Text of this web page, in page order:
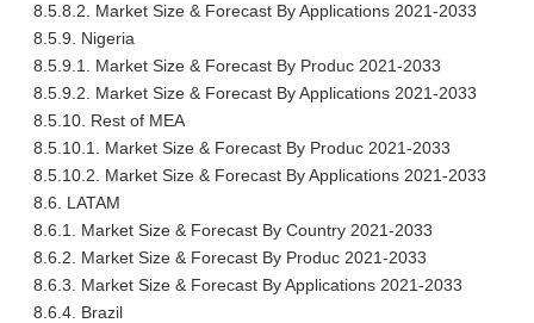
8.5.8.2. Market Size & Forecast By Applications 2021-2033
8.5.9. Nigeria
8.5.9.1. Market Size & Forecast By Produc 2021-2033
8.5.9.2. Market Size & Forecast By Applications 2021-2033
8.5.10. Rest of MEA
8.5.10.1. Market Size & Forecast By Produc 2021-2033
8.5.10.2. Market Size & Forecast By Applications 2021-2033
8.6. LATAM
8.6.1. Market Size & Forecast By Country 2021-2033
8.6.2. Market Size & Forecast By Produc 2021-2033
8.6.3. Market Size & Forecast By Applications 2021-2033
8.6.4. Brazil